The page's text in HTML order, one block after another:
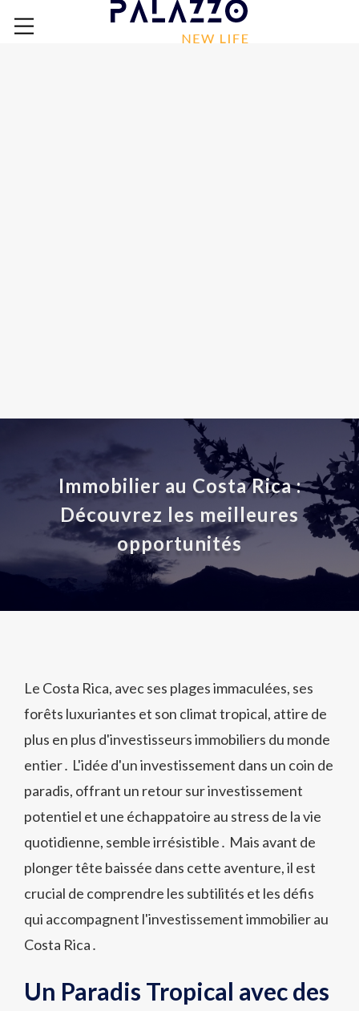
Immobilier au Costa Rica :
Découvrez les meilleures
opportunités
Le Costa Rica, avec ses plages immaculées, ses
forêts luxuriantes et son climat tropical, attire de
plus en plus d'investisseurs immobiliers du monde
entier․ L'idée d'un investissement dans un coin de
paradis, offrant un retour sur investissement
potentiel et une échappatoire au stress de la vie
quotidienne, semble irrésistible․ Mais avant de
plonger tête baissée dans cette aventure, il est
crucial de comprendre les subtilités et les défis
qui accompagnent l'investissement immobilier au
Costa Rica․
Un Paradis Tropical avec des